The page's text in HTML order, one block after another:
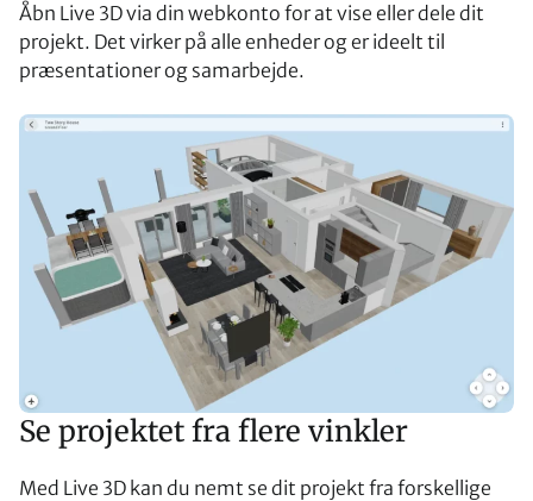
Åbn Live 3D via din webkonto for at vise eller dele dit
projekt. Det virker på alle enheder og er ideelt til
præsentationer og samarbejde.
Se projektet fra flere vinkler
Med Live 3D kan du nemt se dit projekt fra forskellige